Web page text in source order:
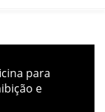
para
e